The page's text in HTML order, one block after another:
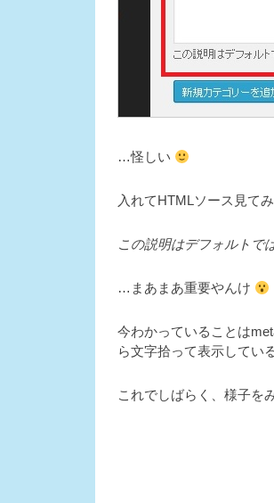
…怪しい
入れてHTMLソース見て
この説明はデフォルトで
…まあまあ重要やんけ
今わかっていることは
ら文字拾って表示してい
これでしばらく、様子を